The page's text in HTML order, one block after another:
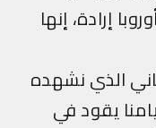
إنها
الذي نشهده
يقود في